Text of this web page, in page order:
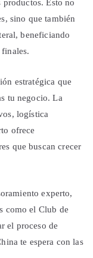
Esto no
sino que también
beneficiando
estratégica que
tu negocio. La
logística
ofrece
que buscan crecer
experto,
como el Club de
el proceso de
te espera con las